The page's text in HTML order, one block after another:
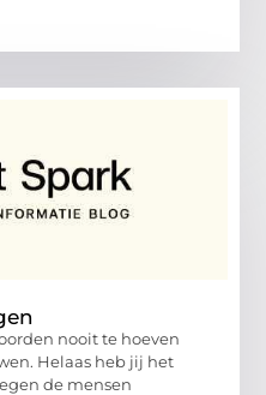
nooit te hoeven
Helaas heb jij het
de mensen